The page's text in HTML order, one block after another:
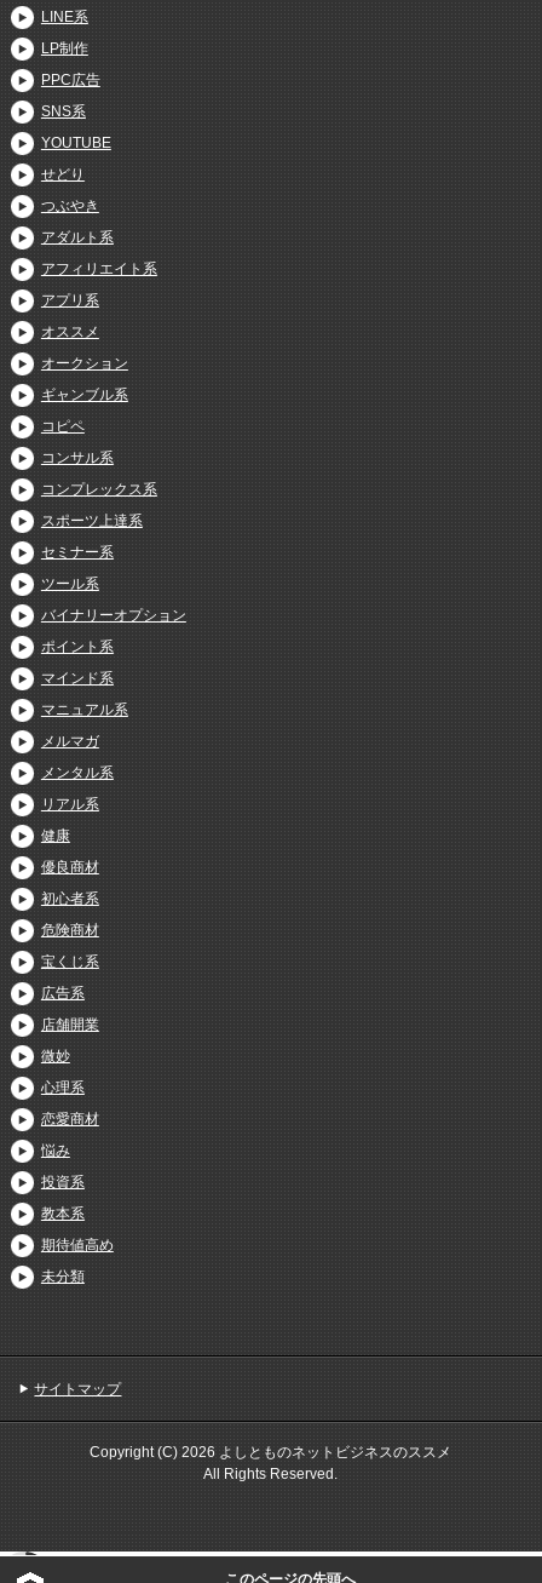
LINE系
LP制作
PPC広告
SNS系
YOUTUBE
せどり
つぶやき
アダルト系
アフィリエイト系
アプリ系
オススメ
オークション
ギャンブル系
コピペ
コンサル系
コンプレックス系
スポーツ上達系
セミナー系
ツール系
バイナリーオプション
ポイント系
マインド系
マニュアル系
メルマガ
メンタル系
リアル系
健康
優良商材
初心者系
危険商材
宝くじ系
広告系
店舗開業
微妙
心理系
恋愛商材
悩み
投資系
教本系
期待値高め
未分類
サイトマップ
Copyright (C) 2026 よしとものネットビジネスのススメ
All Rights Reserved.
このページの先頭へ